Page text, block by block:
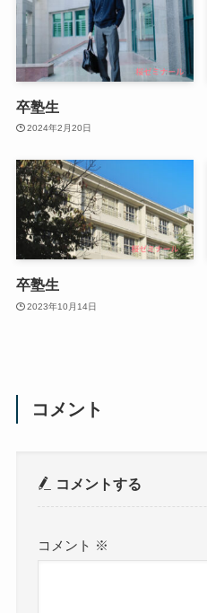
卒塾生
2024年2月20日
卒塾生
2023年10月14日
コメント
コメントする
コメント ※